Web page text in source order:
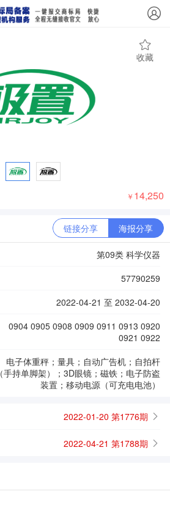
收藏
￥ 14,250
链接分享 海报分享
第09类 科学仪器
57790259
2022-04-21 至 2032-04-20
0904 0905 0908 0909 0911 0913 0920
0921 0922
电子体重秤；量具；自动广告机；自拍杆
（手持单脚架）；3D眼镜；磁铁；电子防盗
装置；移动电源（可充电电池）
2022-01-20 第1776期
2022-04-21 第1788期